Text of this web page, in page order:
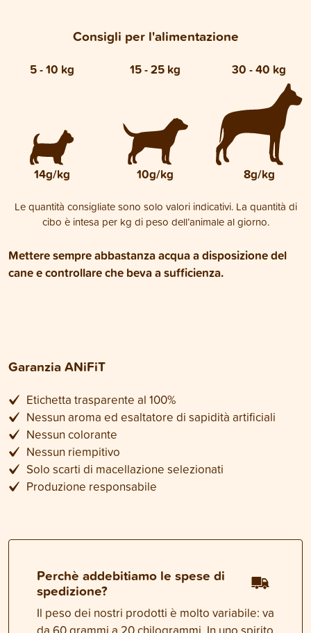
Consigli per l'alimentazione
5 - 10 kg 15 - 25 kg 30 - 40 kg
14g/kg 10g/kg 8g/kg
Le quantità consigliate sono solo valori indicativi. La quantità di
cibo è intesa per kg di peso dell’animale al giorno.
Mettere sempre abbastanza acqua a disposizione del
cane e controllare che beva a sufficienza.
Garanzia ANiFiT
Etichetta trasparente al 100%
Nessun aroma ed esaltatore di sapidità artificiali
Nessun colorante
Nessun riempitivo
Solo scarti di macellazione selezionati
Produzione responsabile
Perchè addebitiamo le spese di
spedizione?
Il peso dei nostri prodotti è molto variabile: va
da 60 grammi a 20 chilogrammi. In uno spirito